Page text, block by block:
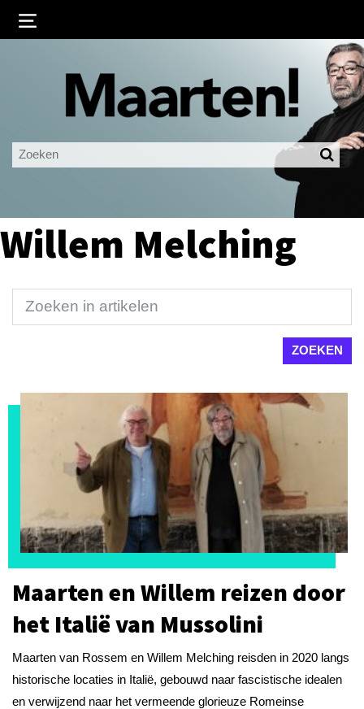
Ingelogd blijven
LOGIN
Willem Melching
Maarten en Willem reizen door
het Italië van Mussolini
Maarten van Rossem en Willem Melching reisden in 2020 langs
historische locaties in Italië, gebouwd naar fascistische idealen
en verwijzend naar het vermeende glorieuze Romeinse